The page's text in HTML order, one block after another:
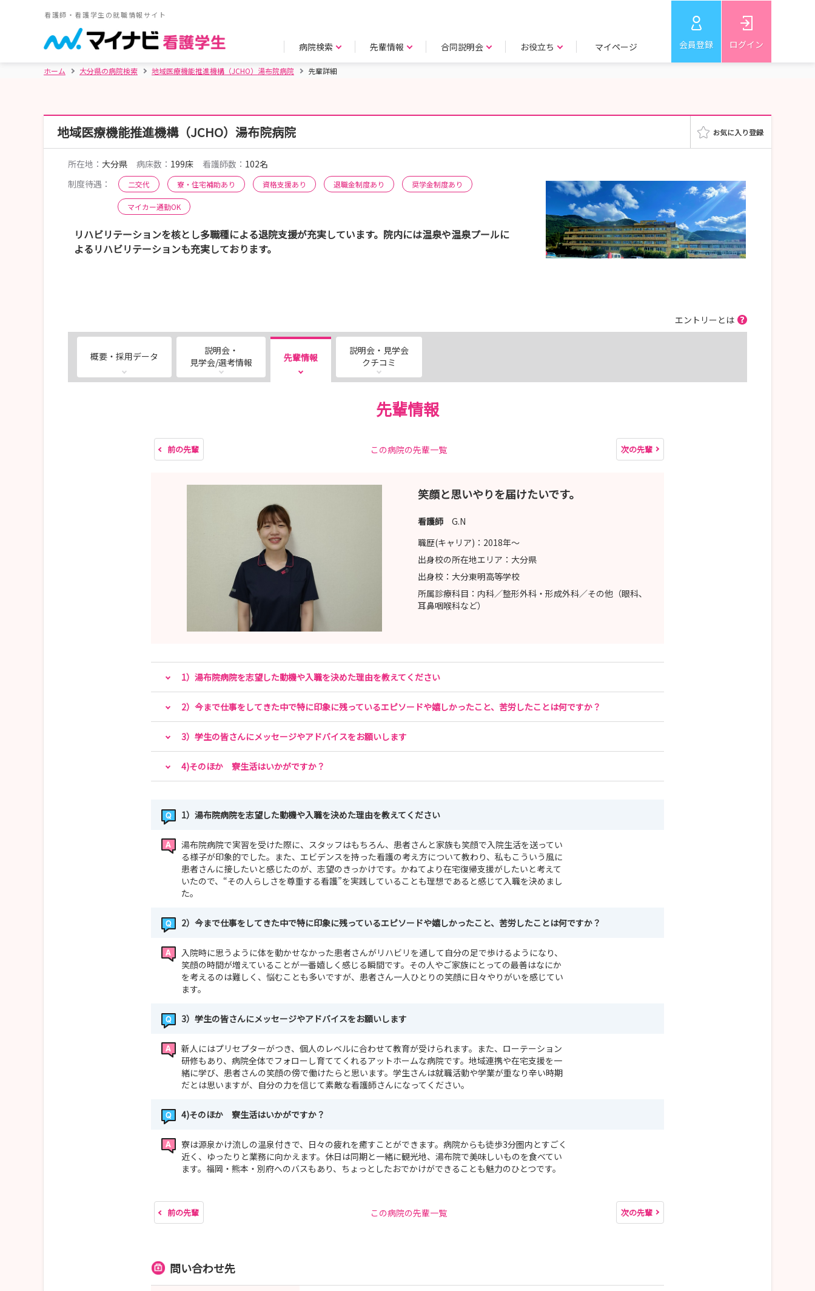
看護師・看護学生の就職情報サイト
病院検索 先輩情報 合同説明会 お役立ち マイページ 会員登録 ログイン
ホーム 大分県の病院検索 地域医療機能推進機構（JCHO）湯布院病院 先輩詳細
地域医療機能推進機構（JCHO）湯布院病院
所在地： 大分県 病床数： 199床 看護師数： 102名
制度待遇：
二交代 寮・住宅補助あり 資格支援あり 退職金制度あり 奨学金制度あり
マイカー通勤OK
リハビリテーションを核とし多職種による退院支援が充実しています。院内には温泉や温泉プールに
よるリハビリテーションも充実しております。
エントリーとは
概要・採用データ
説明会・
見学会/選考情報
先輩情報
説明会・見学会
クチコミ
先輩情報
前の先輩 この病院の先輩一覧 次の先輩
笑顔と思いやりを届けたいです。
看護師 G.N
職歴(キャリア)： 2018年〜
出身校の所在地エリア： 大分県
出身校： 大分東明高等学校
所属診療科目： 内科／整形外科・形成外科／その他（眼科、
耳鼻咽喉科など）
1）湯布院病院を志望した動機や入職を決めた理由を教えてください
2）今まで仕事をしてきた中で特に印象に残っているエピソードや嬉しかったこと、苦労したことは何ですか？
3）学生の皆さんにメッセージやアドバイスをお願いします
4)そのほか 寮生活はいかがですか？
1）湯布院病院を志望した動機や入職を決めた理由を教えてください
湯布院病院で実習を受けた際に、スタッフはもちろん、患者さんと家族も笑顔で入院生活を送ってい
る様子が印象的でした。また、エビデンスを持った看護の考え方について教わり、私もこういう風に
患者さんに接したいと感じたのが、志望のきっかけです。かねてより在宅復帰支援がしたいと考えて
いたので、“その人らしさを尊重する看護”を実践していることも理想であると感じて入職を決めまし
た。
2）今まで仕事をしてきた中で特に印象に残っているエピソードや嬉しかったこと、苦労したことは何ですか？
入院時に思うように体を動かせなかった患者さんがリハビリを通して自分の足で歩けるようになり、
笑顔の時間が増えていることが一番嬉しく感じる瞬間です。その人やご家族にとっての最善はなにか
を考えるのは難しく、悩むことも多いですが、患者さん一人ひとりの笑顔に日々やりがいを感じてい
ます。
3）学生の皆さんにメッセージやアドバイスをお願いします
新人にはプリセプターがつき、個人のレベルに合わせて教育が受けられます。また、ローテーション
研修もあり、病院全体でフォローし育ててくれるアットホームな病院です。地域連携や在宅支援を一
緒に学び、患者さんの笑顔の傍で働けたらと思います。学生さんは就職活動や学業が重なり辛い時期
だとは思いますが、自分の力を信じて素敵な看護師さんになってください。
4)そのほか 寮生活はいかがですか？
寮は源泉かけ流しの温泉付きで、日々の疲れを癒すことができます。病院からも徒歩3分圏内とすごく
近く、ゆったりと業務に向かえます。休日は同期と一緒に観光地、湯布院で美味しいものを食べてい
ます。福岡・熊本・別府へのバスもあり、ちょっとしたおでかけができることも魅力のひとつです。
前の先輩 この病院の先輩一覧 次の先輩
問い合わせ先